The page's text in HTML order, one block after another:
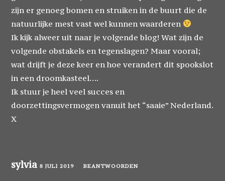
zijn er genoeg bomen en struiken in de buurt die de
natuurlijke mest vast wel kunnen waarderen
Ik kijk alweer uit naar je volgende blog! Wat zijn de
volgende obstakels en tegenslagen? Maar vooral;
wat drijft je deze keer en hoe verandert dit spookslot
in een droomkasteel….
Ik stuur je heel veel succes en
doorzettingsvermogen vanuit het “saaie” Nederland.
X
sylvia8 JULI 2019 BEANTWOORDEN